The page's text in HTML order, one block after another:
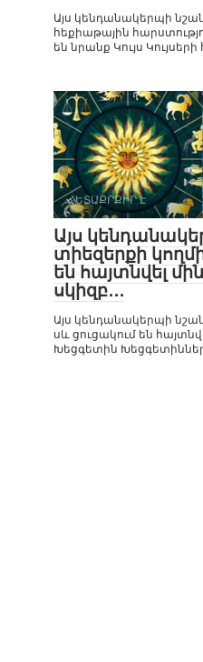
Այս կենդանակերպի
հեքիաթային
են նրանք Կույս
ՀԵՏԱՔՐՔԻՐ Է
Այս
տիեզերքի
են հայտնվել
սկիզբ․․․
Այս կենդանակերպի
սև ցուցակում են
Խեցգետին